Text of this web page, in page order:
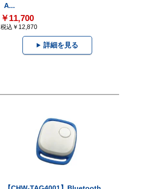
A...
￥11,700
税込￥12,870
詳細を見る